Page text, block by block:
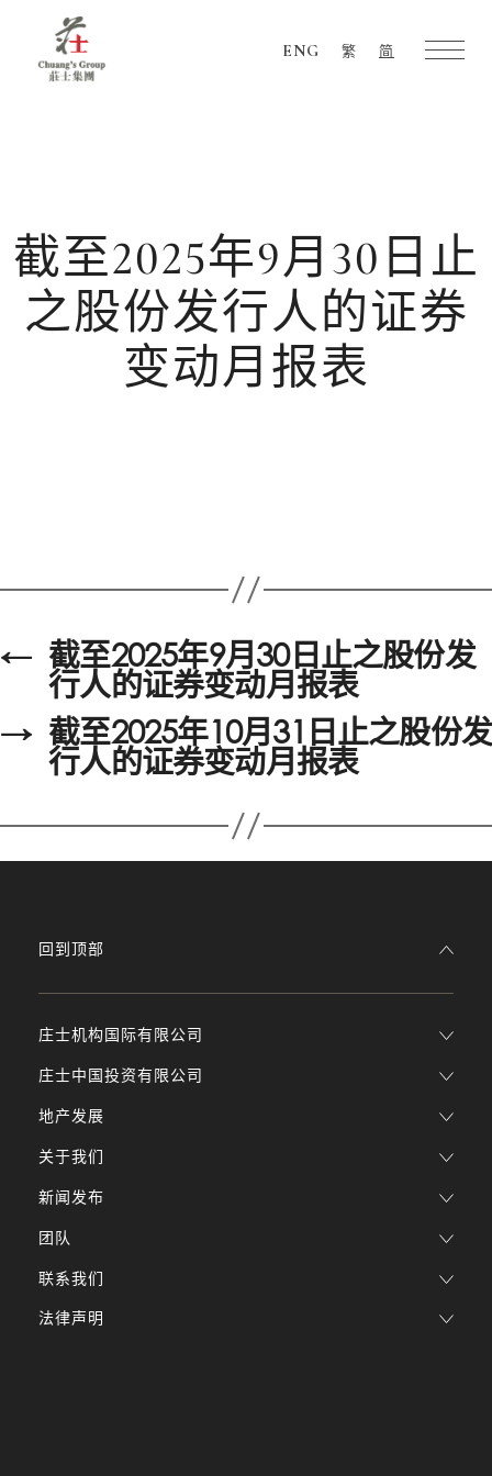
ENG 繁 简
截至2025年9月30日止
之股份发行人的证券
变动月报表
← 截至2025年9月30日止之股份发
行人的证券变动月报表
→ 截至2025年10月31日止之股份发
行人的证券变动月报表
庄士机构国际有限公司
庄士中国投资有限公司
地产发展
关于我们
新闻发布
团队
回到顶部
联系我们
法律声明